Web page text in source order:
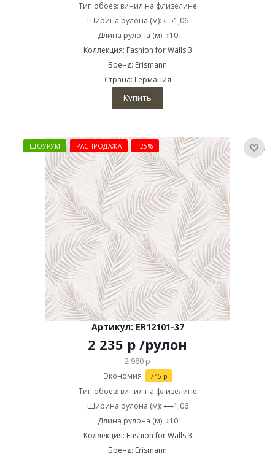
Тип обоев: винил на флизелине
Ширина рулона (м): ⟷1,06
Длина рулона (м): ↕10
Коллекция: Fashion for Walls 3
Бренд: Erismann
Страна: Германия
Купить
ШОУРУМ РАСПРОДАЖА -25%
Артикул: ER12101-37
2 235 р /рулон
2 980р
Экономия 745 р
Тип обоев: винил на флизелине
Ширина рулона (м): ⟷1,06
Длина рулона (м): ↕10
Коллекция: Fashion for Walls 3
Бренд: Erismann